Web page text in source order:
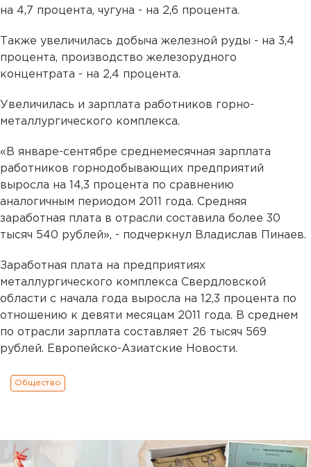
на 4,7 процента, чугуна - на 2,6 процента.
Также увеличилась добыча железной руды - на 3,4
процента, производство железорудного
концентрата - на 2,4 процента.
Увеличилась и зарплата работников горно-
металлургического комплекса.
«В январе-сентябре среднемесячная зарплата
работников горнодобывающих предприятий
выросла на 14,3 процента по сравнению
аналогичным периодом 2011 года. Средняя
заработная плата в отрасли составила более 30
тысяч 540 рублей», - подчеркнул Владислав Пинаев.
Заработная плата на предприятиях
металлургического комплекса Свердловской
области с начала года выросла на 12,3 процента по
отношению к девяти месяцам 2011 года. В среднем
по отрасли зарплата составляет 26 тысяч 569
рублей. Европейско-Азиатские Новости.
Общество